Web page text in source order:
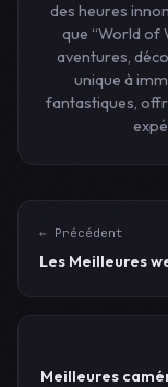
des heures
que “World of
aventures,
unique à
fantastiques,
← Précédent
Les Meilleures
Meilleures